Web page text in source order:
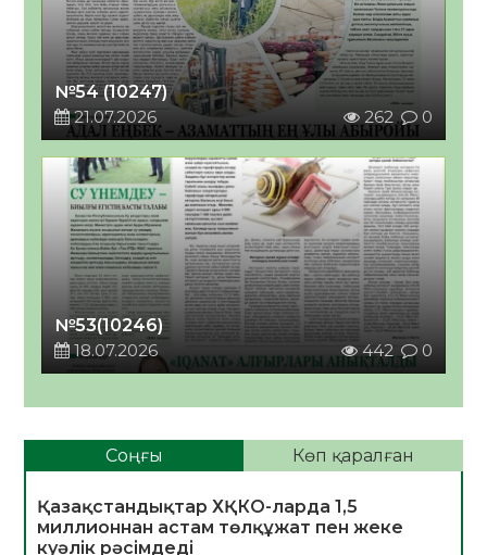
№54 (10247)
21.07.2026
262 0
№53(10246)
18.07.2026
442 0
Соңғы Көп қаралған
Қазақстандықтар ХҚКО-ларда 1,5
миллионнан астам төлқұжат пен жеке
куәлік рәсімдеді